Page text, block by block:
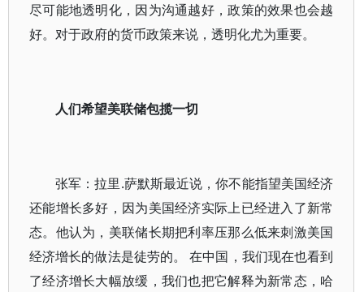
尽可能地透明化，因为沟通越好，政策的效果也会越
好。对于政府的货币政策来说，透明化尤为重要。
人们希望美联储包揽一切
张军：拉里.萨默斯最近说，你不能指望美国经济
还能增长多好，因为美国经济实际上已经进入了新常
态。他认为，美联储长期把利率压那么低来刺激美国
经济增长的做法是徒劳的。 在中国，我们现在也看到
了经济增长大幅放缓，我们也把它解释为新常态，哈